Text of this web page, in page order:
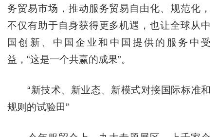
务贸易市场，推动服务贸易自由化、规范化，
不仅有助于自身获得更多机遇，也让全球从中
国创新、中国企业和中国提供的服务中受
益，“这是一个共赢的成果”。
“新技术、新业态、新模式对接国际标准和
规则的试验田”